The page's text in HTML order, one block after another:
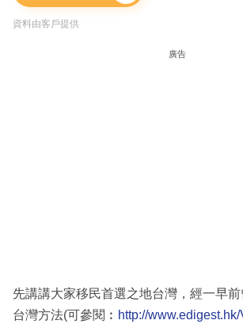
資料由客戶提供
廣告
先講講大家移民首選之地台灣，經一早
台灣方法(可參閱︰ http://